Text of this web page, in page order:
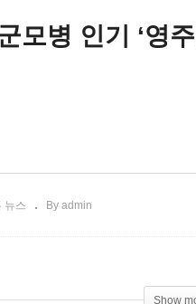
모병 인기 ‘영
뉴스 By admin
Show